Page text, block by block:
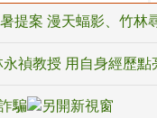
提案 漫天蝠影、竹林
禎教授 用自身經歷點
騙